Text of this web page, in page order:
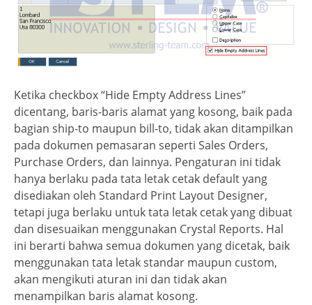
Ketika checkbox “Hide Empty Address Lines”
dicentang, baris-baris alamat yang kosong, baik pada
bagian ship-to maupun bill-to, tidak akan ditampilkan
pada dokumen pemasaran seperti Sales Orders,
Purchase Orders, dan lainnya. Pengaturan ini tidak
hanya berlaku pada tata letak cetak default yang
disediakan oleh Standard Print Layout Designer,
tetapi juga berlaku untuk tata letak cetak yang dibuat
dan disesuaikan menggunakan Crystal Reports. Hal
ini berarti bahwa semua dokumen yang dicetak, baik
menggunakan tata letak standar maupun custom,
akan mengikuti aturan ini dan tidak akan
menampilkan baris alamat kosong.